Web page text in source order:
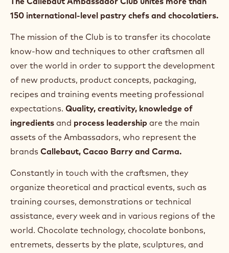
150 international-level pastry chefs and chocolatiers.
The mission of the Club is to transfer its chocolate
know-how and techniques to other craftsmen all
over the world in order to support the development
of new products, product concepts, packaging,
recipes and training events meeting professional
expectations. Quality, creativity, knowledge of
ingredients and process leadership are the main
assets of the Ambassadors, who represent the
brands Callebaut, Cacao Barry and Carma.
Constantly in touch with the craftsmen, they
organize theoretical and practical events, such as
training courses, demonstrations or technical
assistance, every week and in various regions of the
world. Chocolate technology, chocolate bonbons,
entremets, desserts by the plate, sculptures, and